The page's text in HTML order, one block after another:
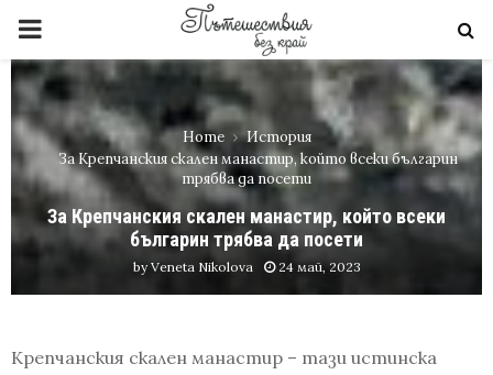
PRIMARY
MENU
Home
История
За Крепчанския скален манастир, който всеки българин
трябва да посети
За Крепчанския скален манастир, който всеки
българин трябва да посети
byVeneta Nikolova 24 май, 2023
Крепчанския скален манастир – тази истинска